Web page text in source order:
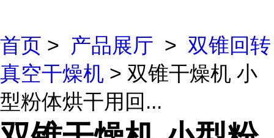
首页 > 产品展厅 > 双锥回转
真空干燥机 > 双锥干燥机 小
型粉体烘干用回...